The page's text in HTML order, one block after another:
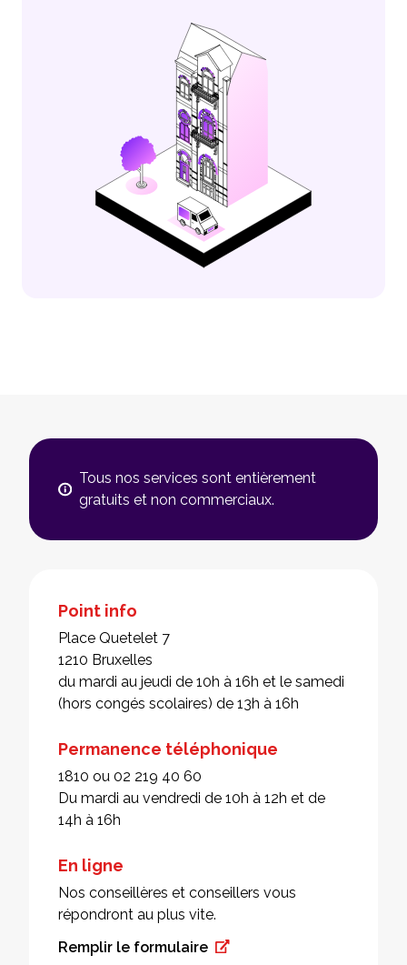
Tous nos services sont entièrement
gratuits et non commerciaux.
Point info
Place Quetelet 7
1210 Bruxelles
du mardi au jeudi de 10h à 16h et le samedi
(hors congés scolaires) de 13h à 16h
Permanence téléphonique
1810 ou 02 219 40 60
Du mardi au vendredi de 10h à 12h et de
14h à 16h
En ligne
Nos conseillères et conseillers vous
répondront au plus vite.
Remplir le formulaire